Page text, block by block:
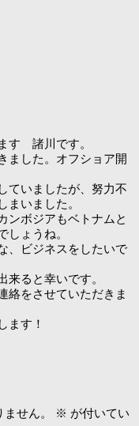
す 諸川です。
ました。オフショア開
ていましたが、努力不
まいました。
ンボジアもベトナムと
しょうね。
、ビジネスをしたいで
来ると幸いです。
絡をさせていただきま
ます！
せん。 ※ が付いてい